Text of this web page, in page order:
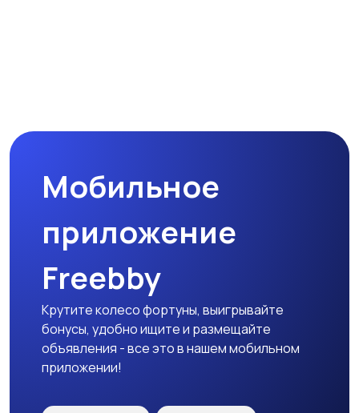
Мобильное
приложение
Freebby
Крутите колесо фортуны, выигрывайте
бонусы, удобно ищите и размещайте
объявления - все это в нашем мобильном
приложении!